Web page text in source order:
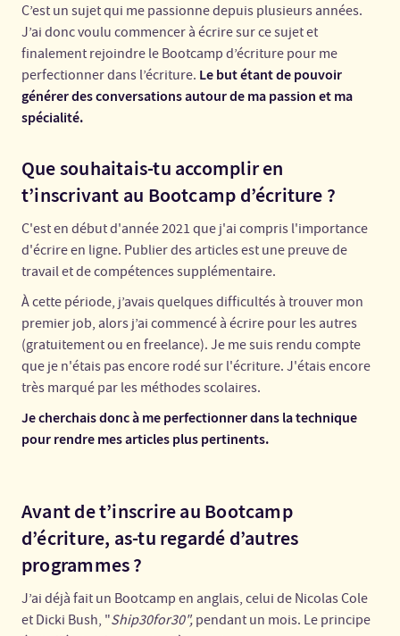
C’est un sujet qui me passionne depuis plusieurs années.
J’ai donc voulu commencer à écrire sur ce sujet et
finalement rejoindre le Bootcamp d’écriture pour me
perfectionner dans l’écriture. Le but étant de pouvoir
générer des conversations autour de ma passion et ma
spécialité.
Que souhaitais-tu accomplir en
t’inscrivant au Bootcamp d’écriture ?
C'est en début d'année 2021 que j'ai compris l'importance
d'écrire en ligne. Publier des articles est une preuve de
travail et de compétences supplémentaire.
À cette période, j’avais quelques difficultés à trouver mon
premier job, alors j’ai commencé à écrire pour les autres
(gratuitement ou en freelance). Je me suis rendu compte
que je n'étais pas encore rodé sur l'écriture. J'étais encore
très marqué par les méthodes scolaires.
Je cherchais donc à me perfectionner dans la technique
pour rendre mes articles plus pertinents.
Avant de t’inscrire au Bootcamp
d’écriture, as-tu regardé d’autres
programmes ?
J’ai déjà fait un Bootcamp en anglais, celui de Nicolas Cole
et Dicki Bush, "Ship30for30", pendant un mois. Le principe